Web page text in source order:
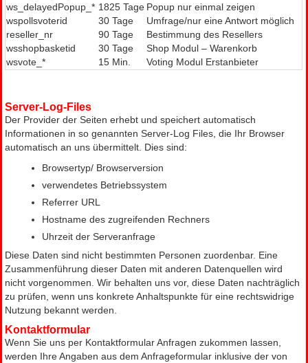
ws_delayedPopup_* 1825 Tage Popup nur einmal zeigen
wspollsvoterid
30 Tage
Umfrage/nur eine Antwort möglich
reseller_nr
90 Tage
Bestimmung des Resellers
wsshopbasketid
30 Tage
Shop Modul – Warenkorb
wsvote_*
15 Min. Voting Modul Erstanbieter
Server-Log-Files
Der Provider der Seiten erhebt und speichert automatisch
Informationen in so genannten Server-Log Files, die Ihr Browser
automatisch an uns übermittelt. Dies sind:
Browsertyp/ Browserversion
verwendetes Betriebssystem
Referrer URL
Hostname des zugreifenden Rechners
Uhrzeit der Serveranfrage
Diese Daten sind nicht bestimmten Personen zuordenbar. Eine
Zusammenführung dieser Daten mit anderen Datenquellen wird
nicht vorgenommen. Wir behalten uns vor, diese Daten nachträglich
zu prüfen, wenn uns konkrete Anhaltspunkte für eine rechtswidrige
Nutzung bekannt werden.
Kontaktformular
Wenn Sie uns per Kontaktformular Anfragen zukommen lassen,
werden Ihre Angaben aus dem Anfrageformular inklusive der von